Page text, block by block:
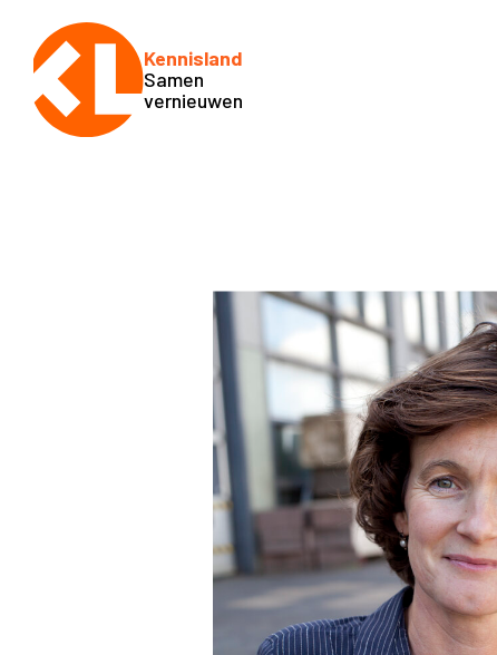
Kennisland
Samen
vernieuwen